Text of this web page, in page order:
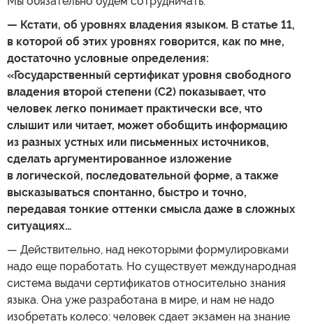
— Кстати, об уровнях владения языком. В статье 11,
в которой об этих уровнях говорится, как по мне,
достаточно условные определения:
«Государственный сертификат уровня свободного
владения второй степени (С2) показывает, что
человек легко понимает практически все, что
слышит или читает, может обобщить информацию
из разных устных или письменных источников,
сделать аргументированное изложение
в логической, последовательной форме, а также
высказываться спонтанно, быстро и точно,
передавая тонкие оттенки смысла даже в сложных
ситуациях…
— Действительно, над некоторыми формулировками
надо еще поработать. Но существует международная
система выдачи сертификатов относительно знания
языка. Она уже разработана в мире, и нам не надо
изобретать колесо: человек сдает экзамен на знание